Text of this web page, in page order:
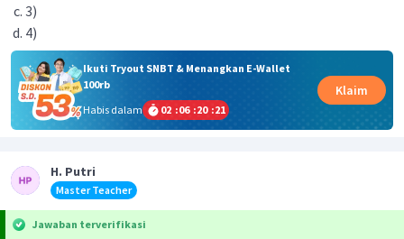
3)
4)
Ikuti Tryout SNBT & Menangkan E-Wallet
100rb
Habis dalam
02 :06 :20 :21
Klaim
H. Putri
Master Teacher
Jawaban terverifikasi